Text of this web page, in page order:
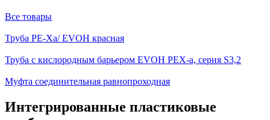
Все товары
Труба PE-Xa/ EVOH красная
Труба с кислородным барьером EVOH PEX-a, серия S3,2
Муфта соединительная равнопроходная
Интегрированные пластиковые